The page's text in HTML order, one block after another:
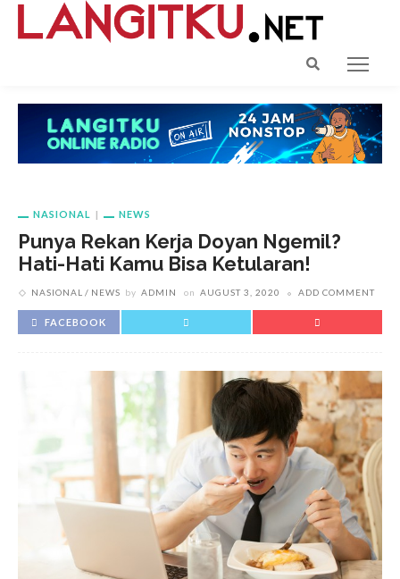
NASIONAL NEWS
Punya Rekan Kerja Doyan Ngemil?
Hati-Hati Kamu Bisa Ketularan!
NASIONAL NEWS by ADMIN on AUGUST 3, 2020 ADD COMMENT
FACEBOOK